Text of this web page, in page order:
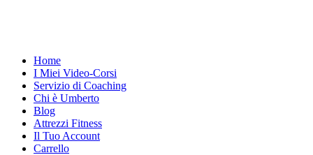
Home
I Miei Video-Corsi
Servizio di Coaching
Chi è Umberto
Blog
Attrezzi Fitness
Il Tuo Account
Carrello